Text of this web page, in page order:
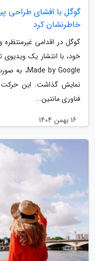
خاطرنشان کرد
گوگل در اقدامی غیرمنتظره
نمایش گذاشت. این حرکت
فناوری مانتین...
16 بهمن 1404